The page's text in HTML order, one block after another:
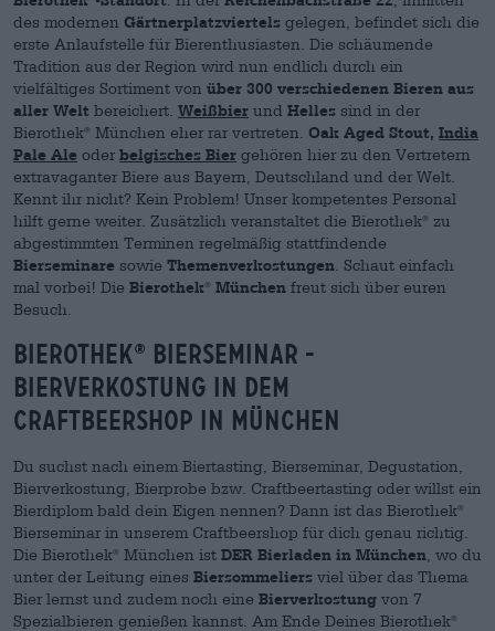
des modernen Gärtnerplatzviertels gelegen, befindet sich die
erste Anlaufstelle für Bierenthusiasten. Die schäumende
Tradition aus der Region wird nun endlich durch ein
vielfältiges Sortiment von über 300 verschiedenen Bieren aus
aller Welt bereichert. Weißbier und Helles sind in der
Bierothek® München eher rar vertreten. Oak Aged Stout, India
Pale Ale oder belgisches Bier gehören hier zu den Vertretern
extravaganter Biere aus Bayern, Deutschland und der Welt.
Kennt ihr nicht? Kein Problem! Unser kompetentes Personal
hilft gerne weiter. Zusätzlich veranstaltet die Bierothek®
zu
abgestimmten Terminen regelmäßig stattfindende
Bierseminare sowie Themenverkostungen . Schaut einfach
mal vorbei! Die Bierothek ® München freut sich über euren
Besuch.
Bierothek® Bierseminar -
Bierverkostung in DEM
Craftbeershop in München
Du suchst nach einem Biertasting, Bierseminar, Degustation,
Bierverkostung, Bierprobe bzw. Craftbeertasting oder willst ein
Bierdiplom bald dein Eigen nennen? Dann ist das Bierothek®
Bierseminar in unserem Craftbeershop für dich genau richtig.
Die Bierothek® München ist DER Bierladen in München , wo du
unter der Leitung eines Biersommeliers viel über das Thema
Bier lernst und zudem noch eine Bierverkostung von 7
Spezialbieren genießen kannst. Am Ende Deines Bierothek®